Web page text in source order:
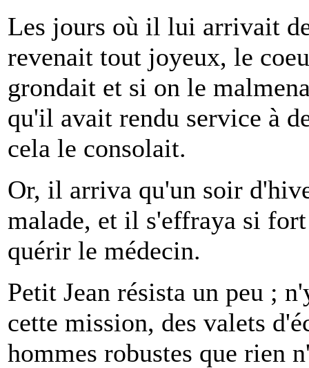
Les jours où il lui arrivait
revenait tout joyeux, le
grondait et si on le
qu'il avait rendu service à
cela le consolait.
Or, il arriva qu'un soir
malade, et il s'effraya si
quérir le médecin.
Petit Jean résista un peu ;
cette mission, des valets
hommes robustes que rien